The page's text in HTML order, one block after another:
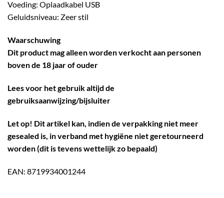
Voeding: Oplaadkabel USB
Geluidsniveau: Zeer stil
Waarschuwing
Dit product mag alleen worden verkocht aan personen
boven de 18 jaar of ouder
Lees voor het gebruik altijd de
gebruiksaanwijzing/bijsluiter
Let op! Dit artikel kan, indien de verpakking niet meer
gesealed is, in verband met hygiëne niet geretourneerd
worden (dit is tevens wettelijk zo bepaald)
EAN: 8719934001244